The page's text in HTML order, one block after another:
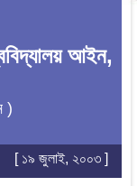
আইন,
)
[ ১৯ জুলাই, ২০০৩ ]